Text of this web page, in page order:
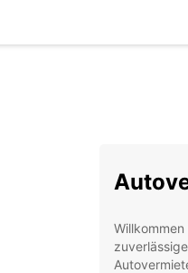
Willkommen